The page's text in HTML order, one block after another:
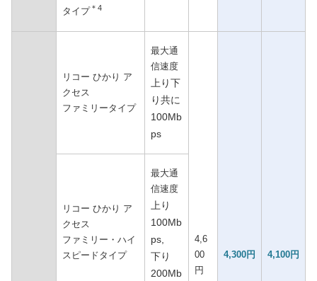
タイプ＊4
リコー ひかり ア
クセス
ファミリータイプ
最大通
信速度
上り下
り共に
100Mb
ps
4,6
00
円
4,300円 4,100円
リコー ひかり ア
クセス
ファミリー・ハイ
スピードタイプ
最大通
信速度
上り
100Mb
ps,
下り
200Mb